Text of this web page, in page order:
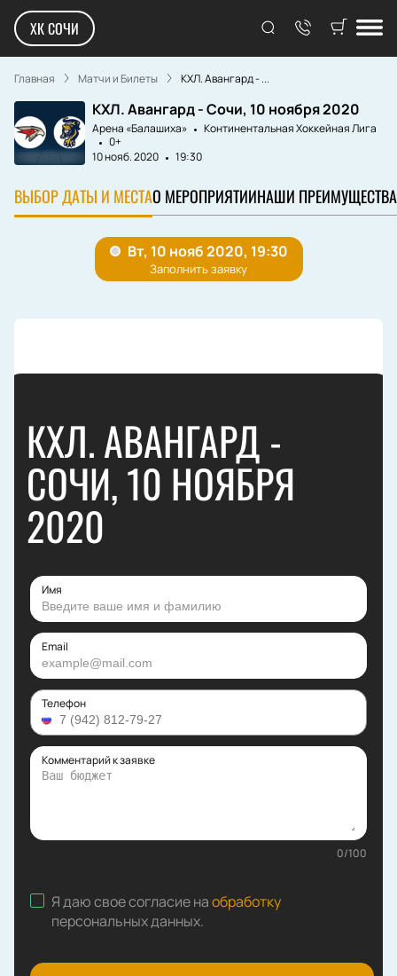
ХК СОЧИ
Главная Матчи и Билеты КХЛ. Авангард - ...
КХЛ. Авангард - Сочи, 10 ноября 2020
Арена «Балашиха»
Континентальная Хоккейная Лига
0+
10 нояб. 2020
19:30
ВЫБОР ДАТЫ И МЕСТАО МЕРОПРИЯТИИНАШИ ПРЕИМУЩЕСТВА
КХЛ. АВАНГАРД -
СОЧИ, 10 НОЯБРЯ
2020
Имя
Email
Телефон
Комментарий к заявке
0/100
Я даю свое согласие наобработку
персональных данных.